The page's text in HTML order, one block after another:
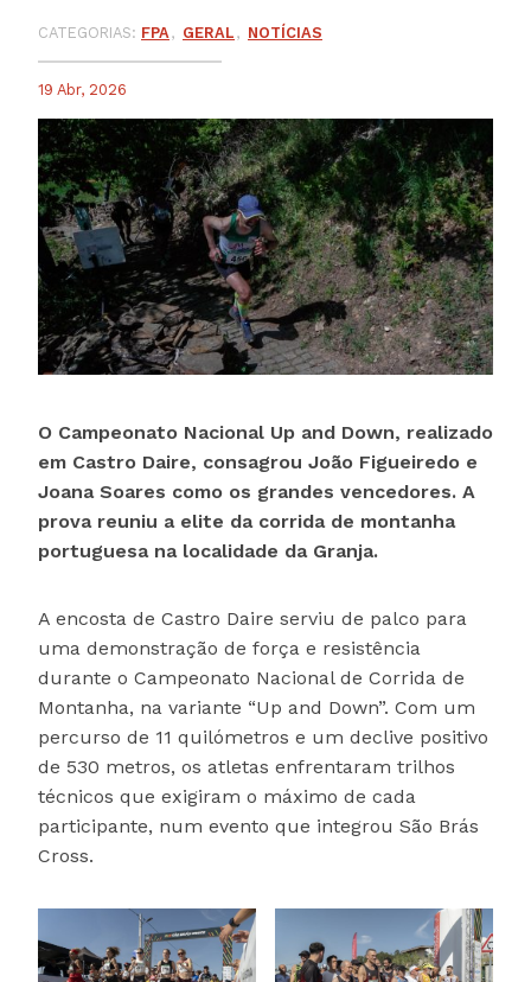
CATEGORIAS: FPA GERAL NOTÍCIAS
19 Abr, 2026
O Campeonato Nacional Up and Down, realizado
em Castro Daire, consagrou João Figueiredo e
Joana Soares como os grandes vencedores. A
prova reuniu a elite da corrida de montanha
portuguesa na localidade da Granja.
A encosta de Castro Daire serviu de palco para
uma demonstração de força e resistência
durante o Campeonato Nacional de Corrida de
Montanha, na variante “Up and Down”. Com um
percurso de 11 quilómetros e um declive positivo
de 530 metros, os atletas enfrentaram trilhos
técnicos que exigiram o máximo de cada
participante, num evento que integrou São Brás
Cross.